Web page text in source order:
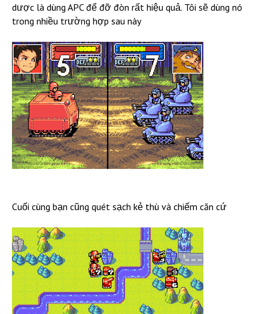
dược là dùng APC để đỡ đòn rất hiệu quả. Tôi sẽ dùng nó
trong nhiều trường hợp sau này
Cuối cùng bạn cũng quét sạch kẻ thù và chiếm căn cứ